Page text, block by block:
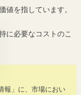
値を指しています。
に必要なコストのこ
報」に、市場におい